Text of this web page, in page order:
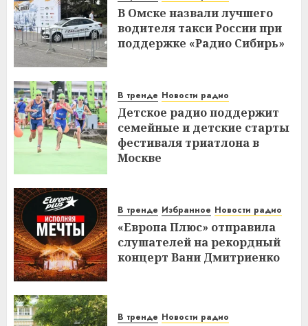
В Омске назвали лучшего
водителя такси России при
поддержке «Радио Сибирь»
В тренде Новости радио
Детское радио поддержит
семейные и детские старты
фестиваля триатлона в
Москве
В тренде Избранное Новости радио
«Европа Плюс» отправила
слушателей на рекордный
концерт Вани Дмитриенко
В тренде Новости радио